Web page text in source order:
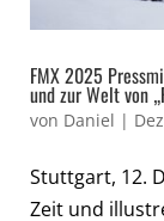
FMX 2025
und zur Welt von
von Daniel |
Stuttgart, 12.
Zeit und